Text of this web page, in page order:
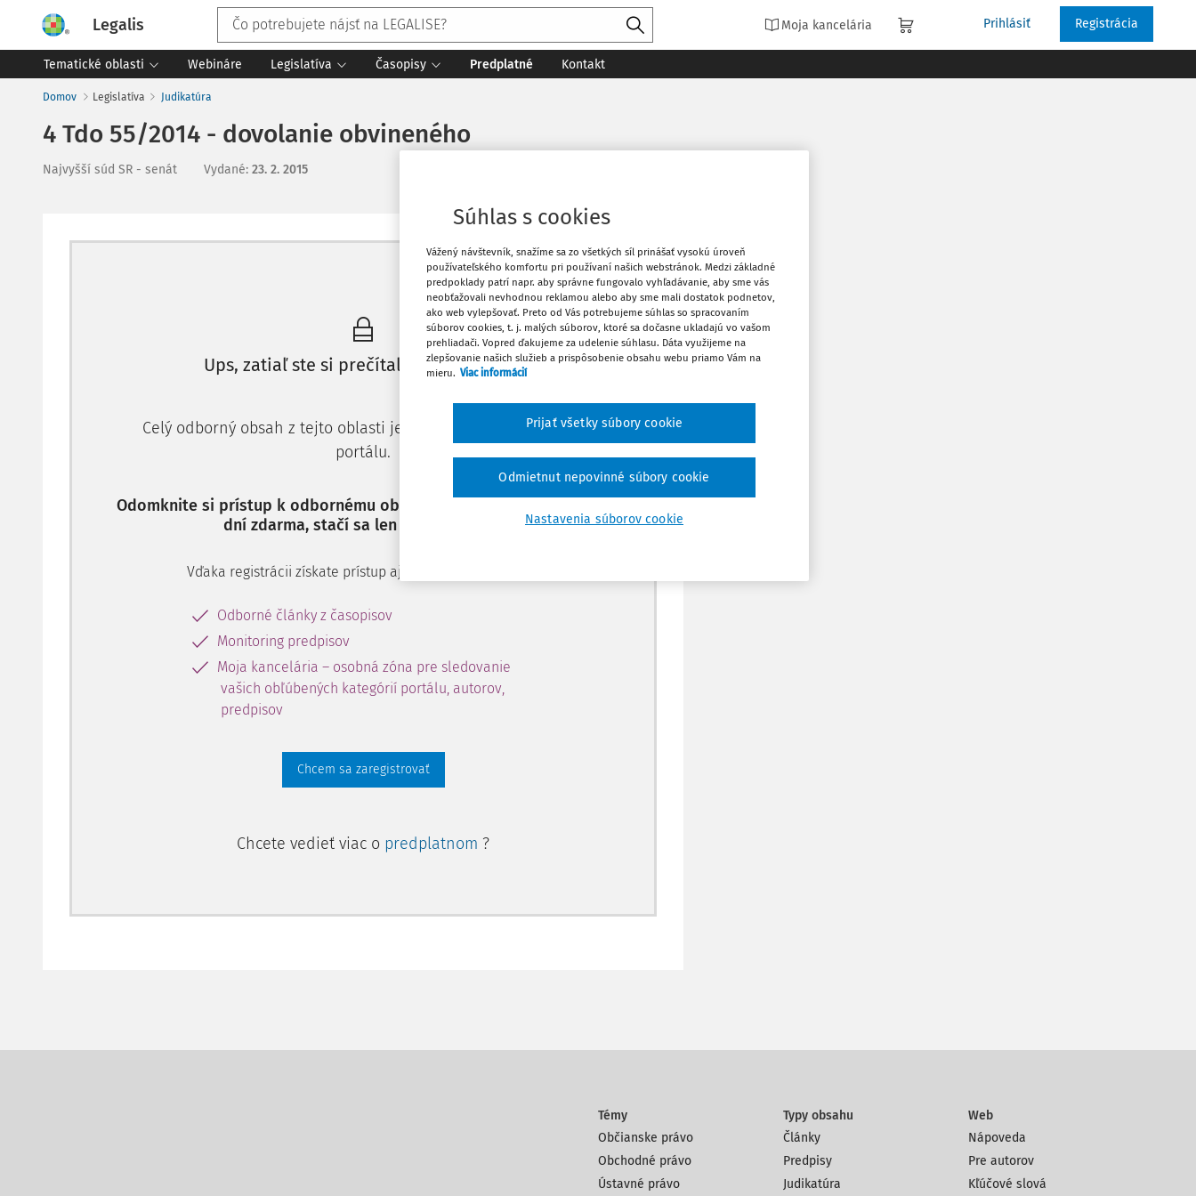
Legalis Moja kancelária Prihlásiť Registrácia
Tematické oblasti Webináre Legislatíva Časopisy Predplatné Kontakt
Domov Legislatíva Judikatúra
4 Tdo 55/2014 - dovolanie obvineného
Najvyšší súd SR - senát Vydané: 23. 2. 2015
Máte predplatné? Prihláste sa
Ups, zatiaľ ste si prečítali len začiatok...
Celý odborný obsah z tejto oblasti je dostupný predplatiteľom
portálu.
Odomknite si prístup k odbornému obsahu a získajte prístup na 10
dní zdarma, stačí sa len zaregistrovať.
Vďaka registrácii získate prístup aj k vybranému obsahu:
Odborné články z časopisov
Monitoring predpisov
Moja kancelária – osobná zóna pre sledovanie
vašich obľúbených kategórií portálu, autorov,
predpisov
Chcem sa zaregistrovať
Chcete vedieť viac o predplatnom ?
Vytlačiť
Obľúbené
Stiahnuť
Témy
Občianske právo
Obchodné právo
Ústavné právo
Typy obsahu
Články
Predpisy
Judikatúra
Web
Nápoveda
Pre autorov
Kľúčové slová
Súhlas s cookies
Vážený návštevník, snažíme sa zo všetkých síl prinášať vysokú úroveň
používateľského komfortu pri používaní našich webstránok. Medzi základné
predpoklady patrí napr. aby správne fungovalo vyhľadávanie, aby sme vás
neobťažovali nevhodnou reklamou alebo aby sme mali dostatok podnetov,
ako web vylepšovať. Preto od Vás potrebujeme súhlas so spracovaním
súborov cookies, t. j. malých súborov, ktoré sa dočasne ukladajú vo vašom
prehliadači. Vopred ďakujeme za udelenie súhlasu. Dáta využijeme na
zlepšovanie našich služieb a prispôsobenie obsahu webu priamo Vám na
mieru. Viac informácií
Nastavenia súborov cookie
Odmietnut nepovinné súbory cookie
Prijať všetky súbory cookie